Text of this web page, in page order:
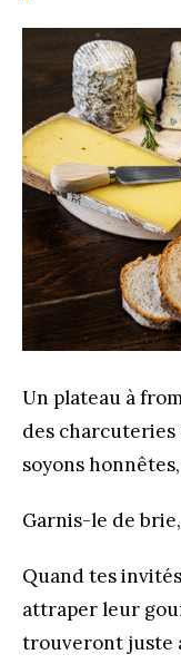
Un plateau à
des
soyons
Garnis-le de
Quand tes
attraper leur
trouveront juste